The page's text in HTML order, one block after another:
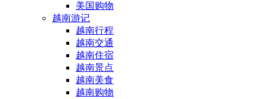
美国购物
越南游记
越南行程
越南交通
越南住宿
越南景点
越南美食
越南购物